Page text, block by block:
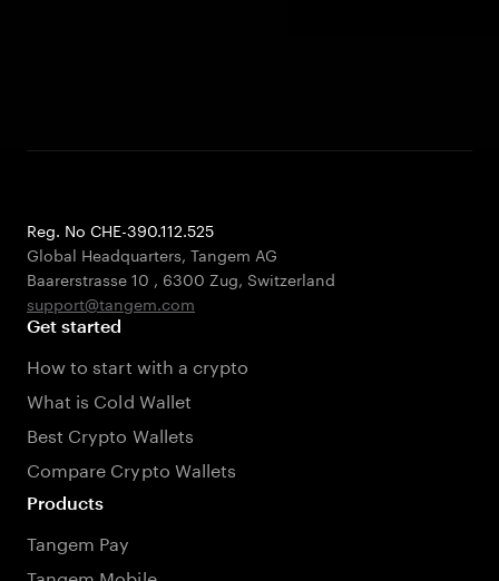
Reg. No CHE-390.112.525
Global Headquarters, Tangem AG
Baarerstrasse 10 , 6300 Zug, Switzerland
support@tangem.com
Get started
How to start with a crypto
What is Cold Wallet
Best Crypto Wallets
Compare Crypto Wallets
Products
Tangem Pay